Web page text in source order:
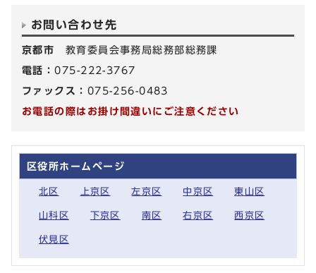
お問い合わせ先
京都市 教育委員会事務局総務部総務課
電話：075-222-3767
ファックス： 075-256-0483
お電話の際はお掛け間違いにご注意ください
区役所ホームページ
北区 上京区 左京区 中京区 東山区
山科区 下京区 南区 右京区 西京区
伏見区